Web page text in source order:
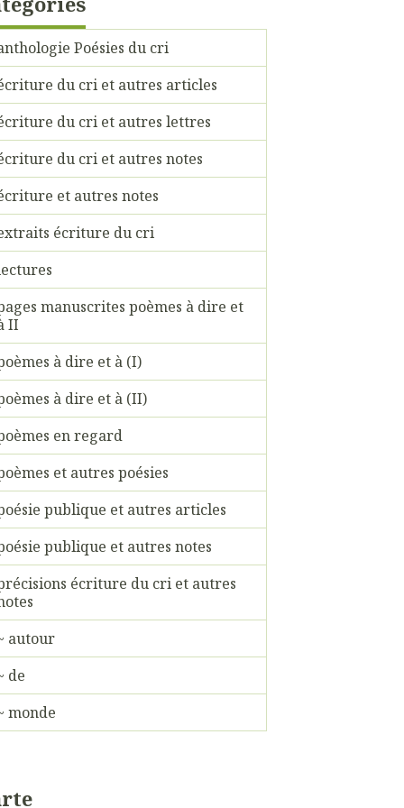
Poésies du cri
du cri et autres articles
du cri et autres lettres
du cri et autres notes
et autres notes
écriture du cri
manuscrites poèmes à dire et
II
à dire et à (I)
à dire et à (II)
en regard
et autres poésies
publique et autres articles
publique et autres notes
écriture du cri et autres
autour
de
monde